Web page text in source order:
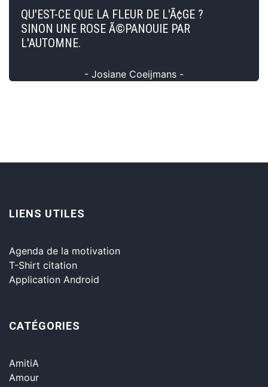
QU'EST-CE QUE LA FLEUR DE L'Ã¢GE ?
SINON UNE ROSE Ã©PANOUIE PAR
L'AUTOMNE.
- Josiane Coeijmans -
LIENS UTILES
Agenda de la motivation
T-Shirt citation
Application Android
CATÉGORIES
AmitiA
Amour